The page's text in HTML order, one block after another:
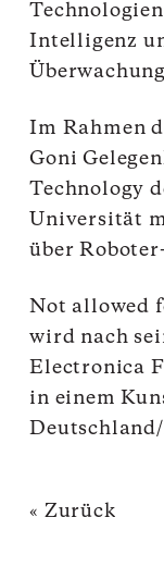
Intelligenz
Im Rahmen
Goni
Technology
Universität
über
Not allowed
wird nach
Electronica
in einem
« Zurück